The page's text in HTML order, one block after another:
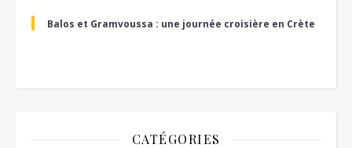
Balos et Gramvoussa : une journée croisière en Crète
CATÉGORIES